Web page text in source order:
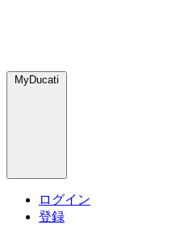
MyDucati
ログイン
登録